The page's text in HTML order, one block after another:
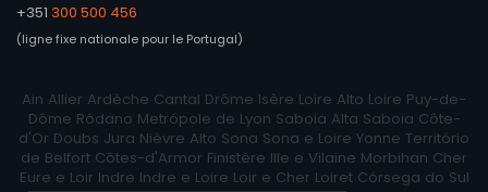
+351 300 500 456
(ligne fixe nationale pour le Portugal)
Ain Allier Ardèche Cantal Drôme Isère Loire Alto Loire Puy-de-
Dôme Ródano Metrópole de Lyon Saboia Alta Saboia Côte-
d'Or Doubs Jura Nièvre Alto Sona Sona e Loire Yonne Território
de Belfort Côtes-d'Armor Finistère Ille e Vilaine Morbihan Cher
Eure e Loir Indre Indre e Loire Loir e Cher Loiret Córsega do Sul